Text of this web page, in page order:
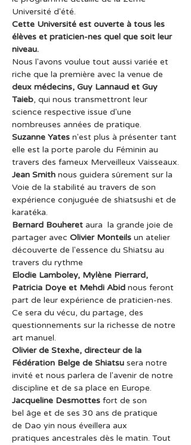
Université d'été.
Cette Université est ouverte à tous les
élèves et praticien-nes quel que soit leur
niveau.
Nous l'avons voulue tout aussi variée et
riche que la première avec la venue de
deux médecins, Guy Lannaud et Guy
Taieb, qui nous transmettront leur
science respective issue d'une
nombreuses années de pratique.
Suzanne Yates n'est plus à présenter tant
elle est la porte parole du Féminin au
travers des fameux Merveilleux Vaisseaux.
Jean Smith nous guidera sûrement sur la
Voie de la stabilité au travers de son
expérience conjuguée de shiatsushi et de
karatéka.
Bernard Bouheret aura  la grande joie de
partager avec Olivier Monteils un atelier
découverte de l'essence du Shiatsu au
travers du rythme
Elodie Lamboley, Mylène Pierrard,
Patricia Doye et Mehdi Abid nous feront
part de leur expérience de praticien-nes.
Ce sera du vécu, du partage, des
questionnements sur la richesse de notre
art manuel.
Olivier de Stexhe, directeur de la
Fédération Belge de Shiatsu sera notre
invité et nous parlera de l'avenir de notre
discipline et de sa place en Europe.
Jacqueline Desmottes fort de son
bel âge et de ses 30 ans de pratique
de Dao yin nous éveillera aux
pratiques ancestrales dès le matin. Tout